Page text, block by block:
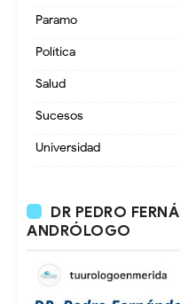
Paramo
Política
Salud
Sucesos
Universidad
DR PEDRO
ANDRÓLOGO